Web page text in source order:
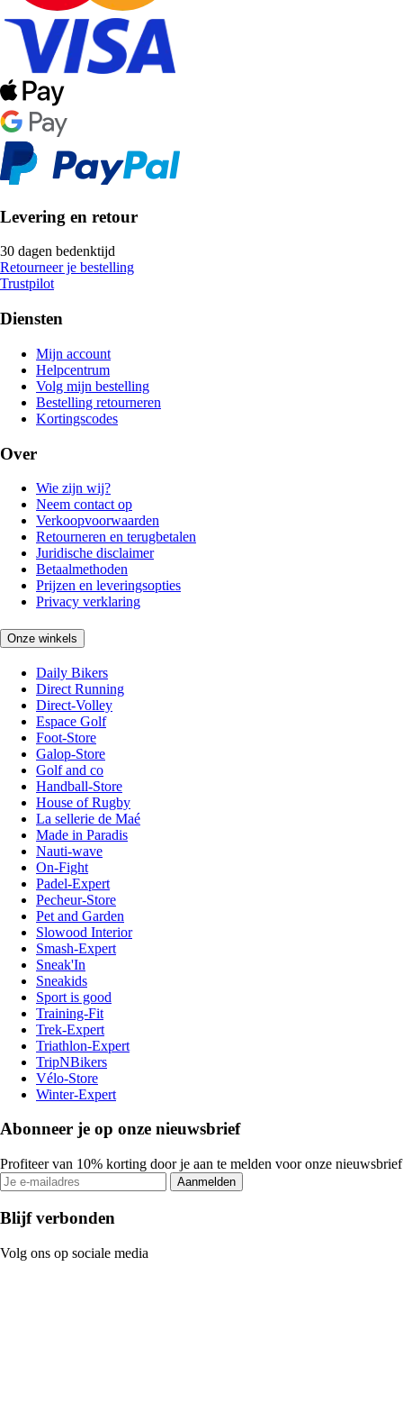
Levering en retour
30 dagen bedenktijd
Retourneer je bestelling
Trustpilot
Diensten
Mijn account
Helpcentrum
Volg mijn bestelling
Bestelling retourneren
Kortingscodes
Over
Wie zijn wij?
Neem contact op
Verkoopvoorwaarden
Retourneren en terugbetalen
Juridische disclaimer
Betaalmethoden
Prijzen en leveringsopties
Privacy verklaring
Onze winkels
Daily Bikers
Direct Running
Direct-Volley
Espace Golf
Foot-Store
Galop-Store
Golf and co
Handball-Store
House of Rugby
La sellerie de Maé
Made in Paradis
Nauti-wave
On-Fight
Padel-Expert
Pecheur-Store
Pet and Garden
Slowood Interior
Smash-Expert
Sneak'In
Sneakids
Sport is good
Training-Fit
Trek-Expert
Triathlon-Expert
TripNBikers
Vélo-Store
Winter-Expert
Abonneer je op onze nieuwsbrief
Profiteer van 10% korting door je aan te melden voor onze nieuwsbrief
Aanmelden
Blijf verbonden
Volg ons op sociale media